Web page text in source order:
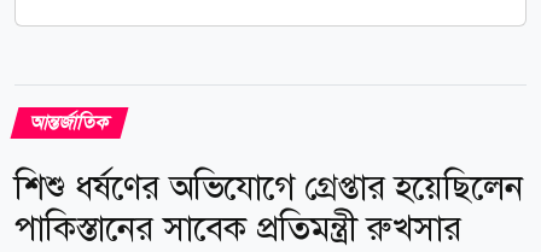
আন্তর্জাতিক
শিশু ধর্ষণের অভিযোগে গ্রেপ্তার হয়েছিলেন
পাকিস্তানের সাবেক প্রতিমন্ত্রী রুখসার